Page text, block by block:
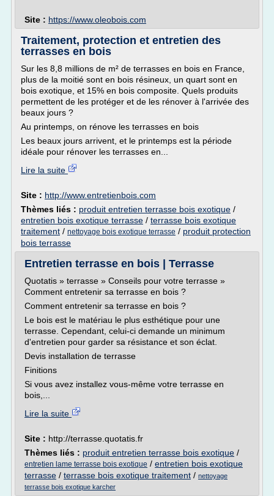
Site : https://www.oleobois.com
Traitement, protection et entretien des
terrasses en bois
Sur les 8,8 millions de m² de terrasses en bois en France,
plus de la moitié sont en bois résineux, un quart sont en
bois exotique, et 15% en bois composite. Quels produits
permettent de les protéger et de les rénover à l'arrivée des
beaux jours ?
Au printemps, on rénove les terrasses en bois
Les beaux jours arrivent, et le printemps est la période
idéale pour rénover les terrasses en...
Lire la suite
Site : http://www.entretienbois.com
Thèmes liés : produit entretien terrasse bois exotique /
entretien bois exotique terrasse / terrasse bois exotique
traitement / nettoyage bois exotique terrasse / produit protection
bois terrasse
Entretien terrasse en bois | Terrasse
Quotatis » terrasse » Conseils pour votre terrasse »
Comment entretenir sa terrasse en bois ?
Comment entretenir sa terrasse en bois ?
Le bois est le matériau le plus esthétique pour une
terrasse. Cependant, celui-ci demande un minimum
d'entretien pour garder sa résistance et son éclat.
Devis installation de terrasse
Finitions
Si vous avez installez vous-même votre terrasse en
bois,...
Lire la suite
Site : http://terrasse.quotatis.fr
Thèmes liés : produit entretien terrasse bois exotique /
entretien lame terrasse bois exotique / entretien bois exotique
terrasse / terrasse bois exotique traitement / nettoyage
terrasse bois exotique karcher